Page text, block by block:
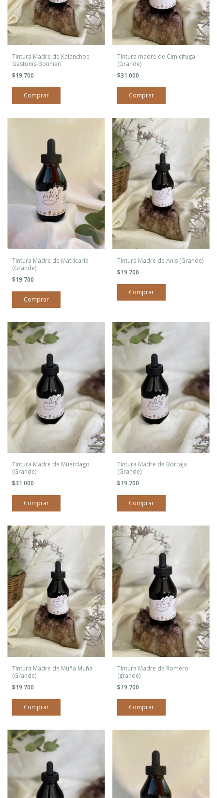
Tintura Madre de Kalanchoe
Gastonis-Bonnieri
$19.700
Tintura madre de Cimicífuga
(Grande)
$31.000
Tintura Madre de Matricaria
(Grande)
$19.700
Tintura Madre de Anis (Grande)
$19.700
Tintura Madre de Muérdago
(Grande)
$31.000
Tintura Madre de Borraja
(Grande)
$19.700
Tintura Madre de Muña Muña
(Grande)
$19.700
Tintura Madre de Romero
(grande)
$19.700